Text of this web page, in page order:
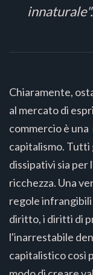
innaturale".
Chiaramente,
al mercato di
commercio è
capitalismo. Tutti
dissipativi sia per
ricchezza. Una
regole
diritto, i diritti di
l'inarrestabile
capitalistico così